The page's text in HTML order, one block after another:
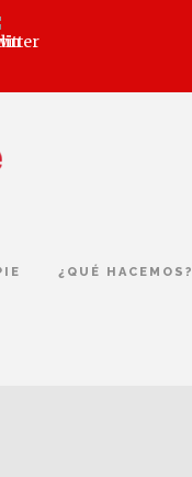
¿QUÉ HACEMOS?